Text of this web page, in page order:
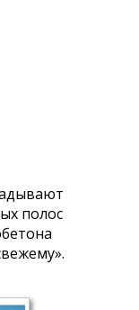
полос